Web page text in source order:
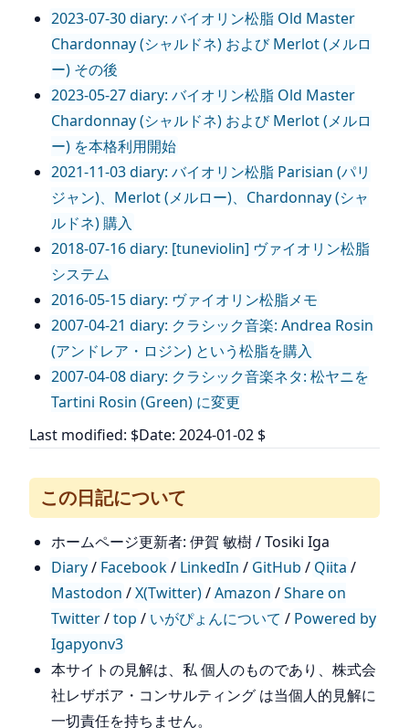
2023-07-30 diary: バイオリン松脂 Old Master
Chardonnay (シャルドネ) および Merlot (メルロ
ー) その後
2023-05-27 diary: バイオリン松脂 Old Master
Chardonnay (シャルドネ) および Merlot (メルロ
ー) を本格利用開始
2021-11-03 diary: バイオリン松脂 Parisian (パリ
ジャン)、Merlot (メルロー)、Chardonnay (シャ
ルドネ) 購入
2018-07-16 diary: [tuneviolin] ヴァイオリン松脂
システム
2016-05-15 diary: ヴァイオリン松脂メモ
2007-04-21 diary: クラシック音楽: Andrea Rosin
(アンドレア・ロジン) という松脂を購入
2007-04-08 diary: クラシック音楽ネタ: 松ヤニを
Tartini Rosin (Green) に変更
Last modified: $Date: 2024-01-02 $
この日記について
ホームページ更新者: 伊賀 敏樹 / Tosiki Iga
Diary/ Facebook/ LinkedIn / GitHub / Qiita /
Mastodon /X(Twitter)/Amazon /Share on
Twitter/top / いがぴょんについて / Powered by
Igapyonv3
本サイトの見解は、私 個人のものであり、株式会
社レザボア・コンサルティング は当個人的見解に
一切責任を持ちません。